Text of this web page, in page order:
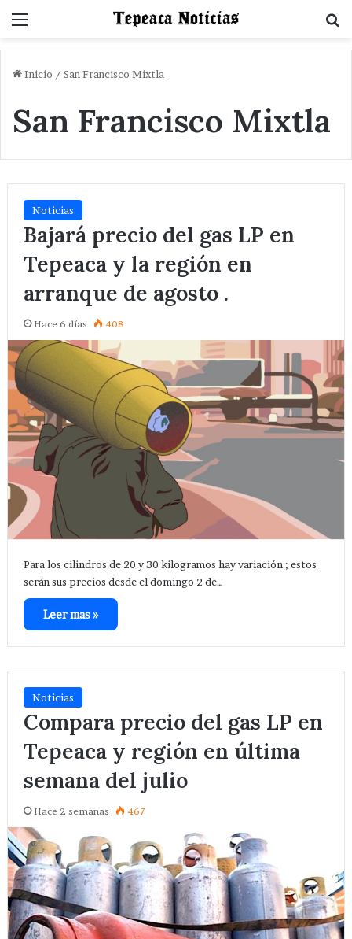
Menu
Inicio / San Francisco Mixtla
San Francisco Mixtla
Noticias
Bajará precio del gas LP en
Tepeaca y la región en
arranque de agosto .
Hace 6 días 408
Para los cilindros de 20 y 30 kilogramos hay variación ; estos
serán sus precios desde el domingo 2 de…
Leer mas »
Noticias
Compara precio del gas LP en
Tepeaca y región en última
semana del julio
Hace 2 semanas 467